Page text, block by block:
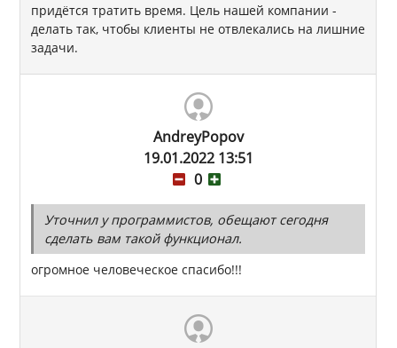
придётся тратить время. Цель нашей компании -
делать так, чтобы клиенты не отвлекались на лишние
задачи.
AndreyPopov
19.01.2022 13:51
0
Уточнил у программистов, обещают сегодня
сделать вам такой функционал.
огромное человеческое спасибо!!!